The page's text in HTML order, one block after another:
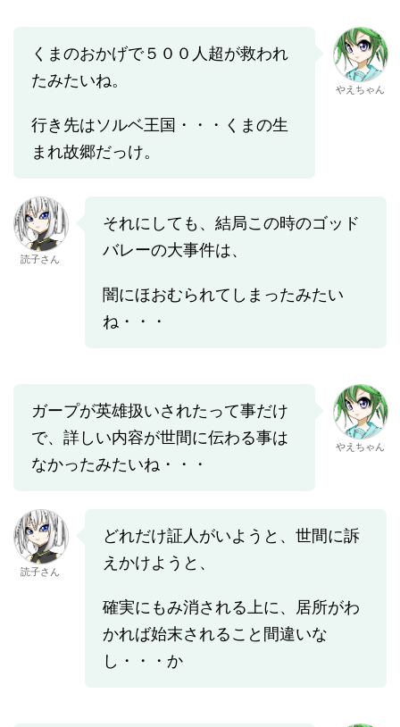
くまのおかげで５００人超が救われ
たみたいね。
行き先はソルベ王国・・・くまの生
まれ故郷だっけ。
やえちゃん
読子さん
それにしても、結局この時のゴッド
バレーの大事件は、
闇にほおむられてしまったみたい
ね・・・
ガープが英雄扱いされたって事だけ
で、詳しい内容が世間に伝わる事は
なかったみたいね・・・
やえちゃん
読子さん
どれだけ証人がいようと、世間に訴
えかけようと、
確実にもみ消される上に、居所がわ
かれば始末されること間違いな
し・・・か